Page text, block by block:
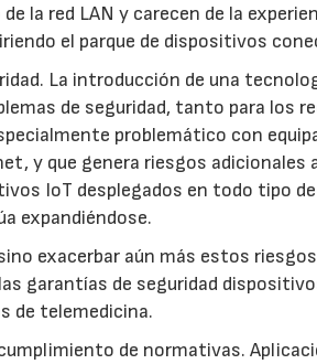
la red LAN y carecen de la
el parque de dispositivos
La introducción de una
de seguridad, tanto para los
problemático con
y que genera riesgos adicionales
IoT desplegados en todo tipo
expandiéndose.
exacerbar aún más estos
garantías de seguridad
de telemedicina.
de normativas.